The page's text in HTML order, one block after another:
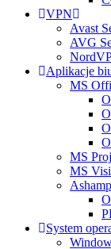
VPN
Avast
AVG
Aplikacje
MS
MS
MS
System